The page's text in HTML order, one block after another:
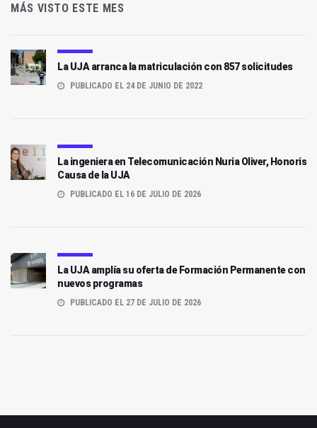
MÁS VISTO ESTE MES
La UJA arranca la matriculación con 857 solicitudes
PUBLICADO EL 24 DE JUNIO DE 2022
La ingeniera en Telecomunicación Nuria Oliver, Honoris
Causa de la UJA
PUBLICADO EL 16 DE JULIO DE 2026
La UJA amplía su oferta de Formación Permanente con
nuevos programas
PUBLICADO EL 27 DE JULIO DE 2026